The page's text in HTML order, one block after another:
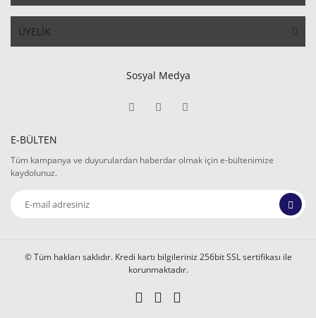
ÜYELİK
Sosyal Medya
E-BÜLTEN
Tüm kampanya ve duyurulardan haberdar olmak için e-bültenimize
kaydolunuz.
© Tüm hakları saklıdır. Kredi kartı bilgileriniz 256bit SSL sertifikası ile
korunmaktadır.